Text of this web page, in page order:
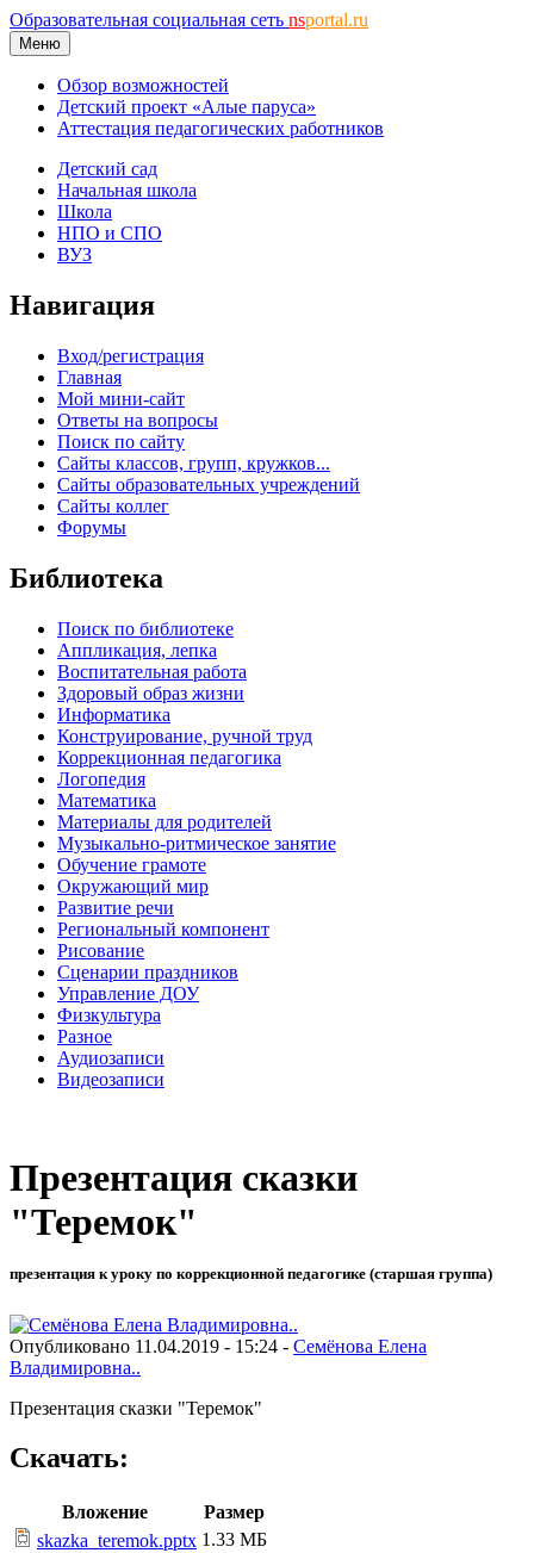
Образовательная социальная сеть nsportal.ru
Меню
Обзор возможностей
Детский проект «Алые паруса»
Аттестация педагогических работников
Детский сад
Начальная школа
Школа
НПО и СПО
ВУЗ
Навигация
Вход/регистрация
Главная
Мой мини-сайт
Ответы на вопросы
Поиск по сайту
Сайты классов, групп, кружков...
Сайты образовательных учреждений
Сайты коллег
Форумы
Библиотека
Поиск по библиотеке
Аппликация, лепка
Воспитательная работа
Здоровый образ жизни
Информатика
Конструирование, ручной труд
Коррекционная педагогика
Логопедия
Математика
Материалы для родителей
Музыкально-ритмическое занятие
Обучение грамоте
Окружающий мир
Развитие речи
Региональный компонент
Рисование
Сценарии праздников
Управление ДОУ
Физкультура
Разное
Аудиозаписи
Видеозаписи
Презентация сказки
"Теремок"
презентация к уроку по коррекционной педагогике (старшая группа)
Опубликовано 11.04.2019 - 15:24 - Семёнова Елена
Владимировна..
Презентация сказки "Теремок"
Скачать:
Вложение
Размер
skazka_teremok.pptx 1.33 МБ